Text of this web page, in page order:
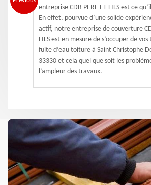
entreprise CDB PERE ET FILS est ce
En effet, pourvue d’une solide
actif, notre entreprise de couverture
FILS est en mesure de s’occuper de
fuite d’eau toiture à Saint Christophe
33330 et cela quel que soit les
l’ampleur des travaux.